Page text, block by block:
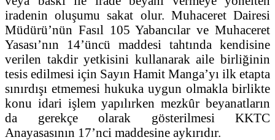
iradenin oluşumu sakat olur. Muhaceret Dairesi
Müdürü’nün Fasıl 105 Yabancılar ve Muhaceret
Yasası’nın 14’üncü maddesi tahtında kendisine
verilen takdir yetkisini kullanarak aile birliğinin
tesis edilmesi için Sayın Hamit Manga’yı ilk etapta
sınırdışı etmemesi hukuka uygun olmakla birlikte
konu idari işlem yapılırken mezkûr beyanatların
da gerekçe olarak gösterilmesi KKTC
Anayasasının 17’nci maddesine aykırıdır.